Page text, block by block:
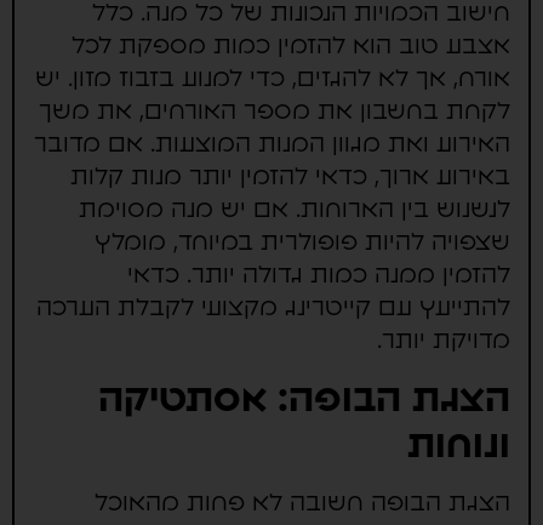
חישוב הכמויות הנכונות של כל מנה. כלל
אצבע טוב הוא להזמין כמות מספקת לכל
אורח, אך לא להגזים, כדי למנוע בזבוז מזון. יש
לקחת בחשבון את מספר האורחים, את משך
האירוע ואת מגוון המנות המוצעות. אם מדובר
באירוע ארוך, כדאי להזמין יותר מנות קלות
לנשנוש בין הארוחות. אם יש מנה מסוימת
שצפויה להיות פופולרית במיוחד, מומלץ
להזמין ממנה כמות גדולה יותר. כדאי
להתייעץ עם קייטרינג מקצועי לקבלת הערכה
מדויקת יותר.
הצגת הבופה: אסתטיקה
ונוחות
הצגת הבופה חשובה לא פחות מהאוכל